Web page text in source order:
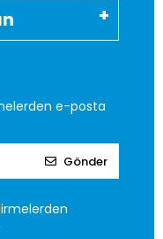
e-posta
Gönder